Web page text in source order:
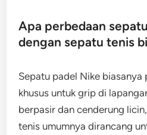
Apa perbedaan
dengan sepatu tenis
Sepatu padel Nike biasanya
khusus untuk grip di
berpasir dan cenderung
tenis umumnya dirancang